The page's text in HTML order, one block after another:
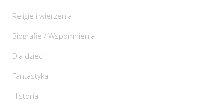
Religie i wierzenia
Biografie / Wspomnienia
Dla dzieci
Fantastyka
Historia